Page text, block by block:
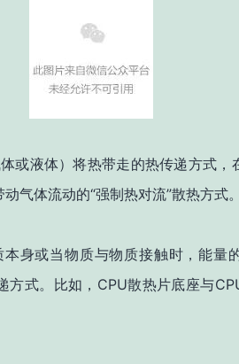
或液体）将热带走的热传递方式，
动气体流动的“强制热对流”散热方式。
身或当物质与物质接触时，能量
方式。比如， CPU散热片底座与